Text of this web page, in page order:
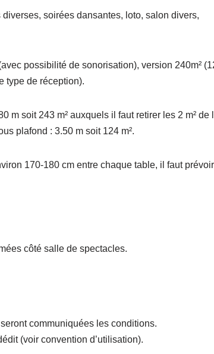
soirées dansantes, loto, salon divers,
possibilité de sonorisation), version 240m²
type de réception).
m soit 243 m² auxquels il faut retirer les 2 m² de
plafond : 3.50 m soit 124 m².
170-180 cm entre chaque table, il faut
côté salle de spectacles.
communiquées les conditions.
(voir convention d’utilisation).